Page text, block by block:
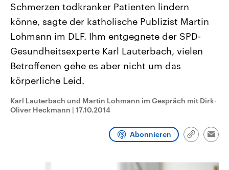
Landtagswahl Sachsen-Anhalt
2026
Alle Informationen
Sachsen-Anhalt wählt am 6.
September 2026 einen neuen
Landtag. Seit 2021 wird das
Bundesland von einer Koalition aus
CDU, SPD und FDP regiert.-
Umfragen, Prognosen,
und Hintergründe zu den Parteien
und Kandidaten der anstehenden
Wahl.
USA
Aktuelle Beiträge,
Hintergründe
Wirtschaftlich und
gehören die Vereinigten
den mächtigsten Ländern
mit großem Einfluss auf
Sendungen Programm Podcasts
Schmerzen todkranker Patienten lindern
könne, sagte der katholische Publizist Martin
Lohmann im DLF. Ihm entgegnete der SPD-
Gesundheitsexperte Karl Lauterbach, vielen
Betroffenen gehe es aber nicht um das
körperliche Leid.
Karl Lauterbach und Martin Lohmann im Gespräch mit Dirk-
Oliver Heckmann | 17.10.2014
Abonnieren
Link